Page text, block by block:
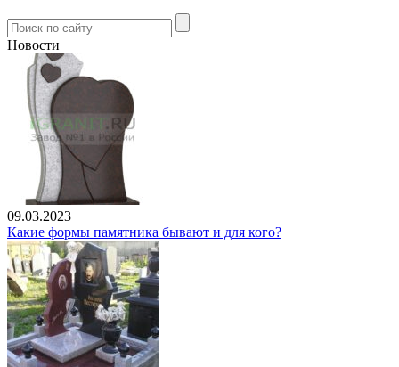
Новости
09.03.2023
Какие формы памятника бывают и для кого?